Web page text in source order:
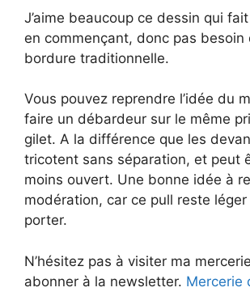
J’aime beaucoup ce dessin qui
en commençant, donc pas besoin
bordure traditionnelle.
Vous pouvez reprendre l’idée du
faire un débardeur sur le même
gilet. A la différence que les
tricotent sans séparation, et peut
moins ouvert. Une bonne idée à
modération, car ce pull reste
porter.
N’hésitez pas à visiter ma
abonner à la newsletter. Mercerie